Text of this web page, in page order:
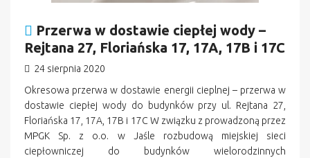
Przerwa w dostawie ciepłej wody –
Rejtana 27, Floriańska 17, 17A, 17B i 17C
24 sierpnia 2020
Okresowa przerwa w dostawie energii cieplnej – przerwa w
dostawie ciepłej wody do budynków przy ul. Rejtana 27,
Floriańska 17, 17A, 17B i 17C W związku z prowadzoną przez
MPGK Sp. z o.o. w Jaśle rozbudową miejskiej sieci
ciepłowniczej do budynków wielorodzinnych